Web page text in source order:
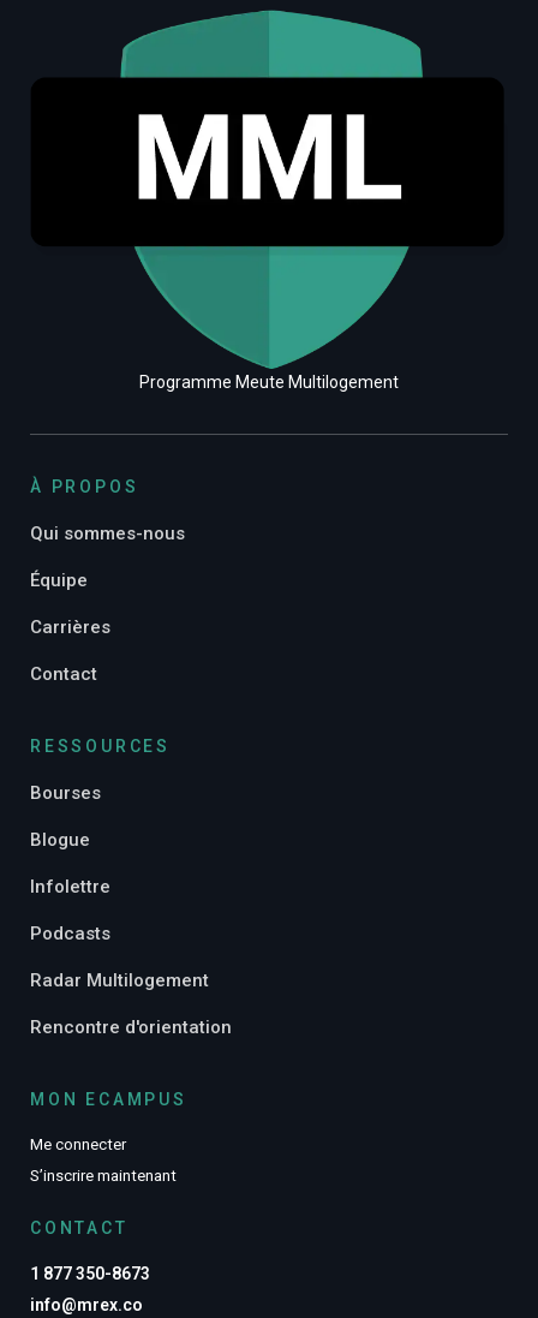
Programme Meute Multilogement
À PROPOS
Qui sommes-nous
Équipe
Carrières
Contact
RESSOURCES
Bourses
Blogue
Infolettre
Podcasts
Radar Multilogement
Rencontre d'orientation
MON ECAMPUS
Me connecter
S’inscrire maintenant
CONTACT
1 877 350-8673
info@mrex.co